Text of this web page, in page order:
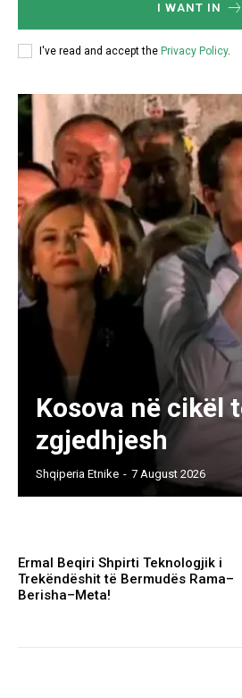
I WANT IN
I've read and accept the Privacy Policy.
Kosova në cikël
zgjedhjesh
Shqiperia Etnike - 7 August 2026
Ermal Beqiri Shpirti Teknologjik i
Trekëndëshit të Bermudës Rama–
Berisha–Meta!